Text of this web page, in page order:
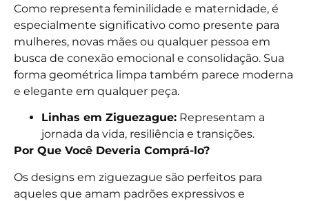
Como representa feminilidade e maternidade, é
especialmente significativo como presente para
mulheres, novas mães ou qualquer pessoa em
busca de conexão emocional e consolidação. Sua
forma geométrica limpa também parece moderna
e elegante em qualquer peça.
Linhas em Ziguezague: Representam a
jornada da vida, resiliência e transições.
Por Que Você Deveria Comprá-lo?
Os designs em ziguezague são perfeitos para
aqueles que amam padrões expressivos e